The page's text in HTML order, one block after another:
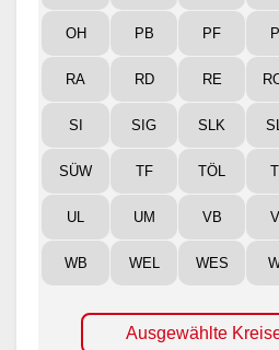
OH PB PF
RA RD RE
SI SIG SLK
SÜW TF TÖL
UL UM VB
WB WEL WES
Ausgewählte